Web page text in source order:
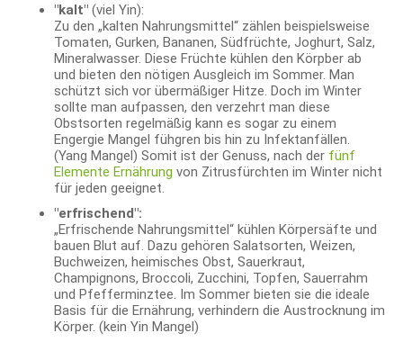
"kalt" (viel Yin):
Zu den „kalten Nahrungsmittel“ zählen beispielsweise
Tomaten, Gurken, Bananen, Südfrüchte, Joghurt, Salz,
Mineralwasser. Diese Früchte kühlen den Körpber ab
und bieten den nötigen Ausgleich im Sommer. Man
schützt sich vor übermäßiger Hitze. Doch im Winter
sollte man aufpassen, den verzehrt man diese
Obstsorten regelmäßig kann es sogar zu einem
Engergie Mangel fühgren bis hin zu Infektanfällen.
(Yang Mangel) Somit ist der Genuss, nach der fünf
Elemente Ernährung von Zitrusfürchten im Winter nicht
für jeden geeignet.
"erfrischend":
„Erfrischende Nahrungsmittel“ kühlen Körpersäfte und
bauen Blut auf. Dazu gehören Salatsorten, Weizen,
Buchweizen, heimisches Obst, Sauerkraut,
Champignons, Broccoli, Zucchini, Topfen, Sauerrahm
und Pfefferminztee. Im Sommer bieten sie die ideale
Basis für die Ernährung, verhindern die Austrocknung im
Körper. (kein Yin Mangel)